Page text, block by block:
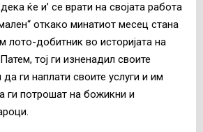
ќе и’ се врати на својата работа
откако минатиот месец стана
лото-добитник во историјата на
тој ги изненадил своите
ги наплати своите услуги и им
ги потрошат на божикни и